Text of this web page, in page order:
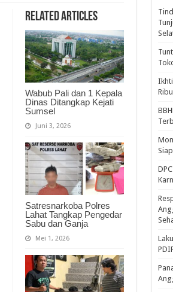
Related Articles
Wabub Pali dan 1 Kepala
Dinas Ditangkap Kejati
Sumsel
Juni 3, 2026
Satresnarkoba Polres
Lahat Tangkap Pengedar
Sabu dan Ganja
Mei 1, 2026